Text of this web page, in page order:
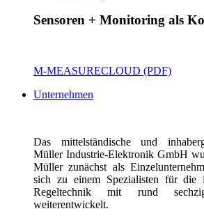
Sensoren + Monitoring als
M-MEASURECLOUD (PDF)
Unternehmen
Das mittelständische und
Müller Industrie-Elektronik GmbH
Müller zunächst als
sich zu einem Spezialisten für die
Regeltechnik mit rund
weiterentwickelt.